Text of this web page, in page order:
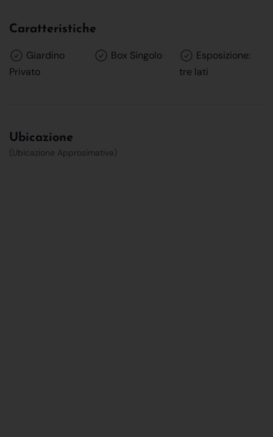
Caratteristiche
Giardino
Privato
Box Singolo
Esposizione:
tre lati
Ubicazione
(Ubicazione Approsimativa)